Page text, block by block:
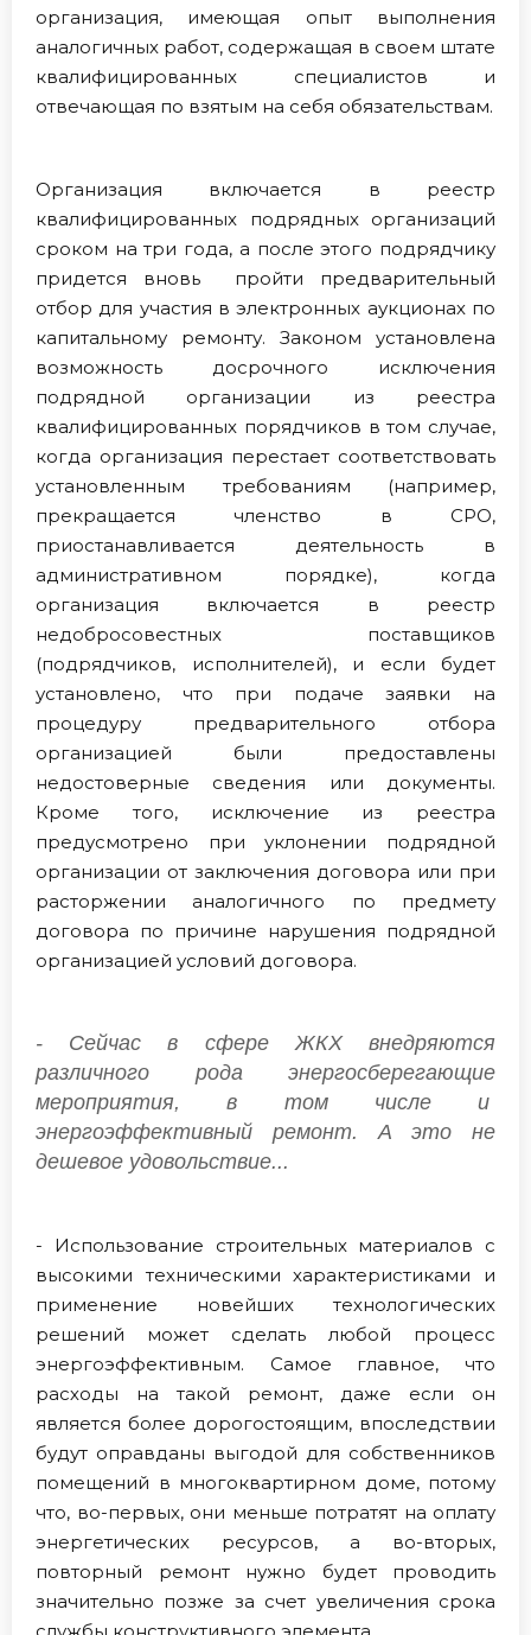
организация, имеющая опыт выполнения
аналогичных работ, содержащая в своем штате
квалифицированных специалистов и
отвечающая по взятым на себя обязательствам.
Организация включается в реестр
квалифицированных подрядных организаций
сроком на три года, а после этого подрядчику
придется вновь пройти предварительный
отбор для участия в электронных аукционах по
капитальному ремонту. Законом установлена
возможность досрочного исключения
подрядной организации из реестра
квалифицированных порядчиков в том случае,
когда организация перестает соответствовать
установленным требованиям (например,
прекращается членство в СРО,
приостанавливается деятельность в
административном порядке), когда
организация включается в реестр
недобросовестных поставщиков
(подрядчиков, исполнителей), и если будет
установлено, что при подаче заявки на
процедуру предварительного отбора
организацией были предоставлены
недостоверные сведения или документы.
Кроме того, исключение из реестра
предусмотрено при уклонении подрядной
организации от заключения договора или при
расторжении аналогичного по предмету
договора по причине нарушения подрядной
организацией условий договора.
- Сейчас в сфере ЖКХ внедряются
различного рода энергосберегающие
мероприятия, в том числе и
энергоэффективный ремонт. А это не
дешевое удовольствие...
- Использование строительных материалов с
высокими техническими характеристиками и
применение новейших технологических
решений может сделать любой процесс
энергоэффективным. Самое главное, что
расходы на такой ремонт, даже если он
является более дорогостоящим, впоследствии
будут оправданы выгодой для собственников
помещений в многоквартирном доме, потому
что, во-первых, они меньше потратят на оплату
энергетических ресурсов, а во-вторых,
повторный ремонт нужно будет проводить
значительно позже за счет увеличения срока